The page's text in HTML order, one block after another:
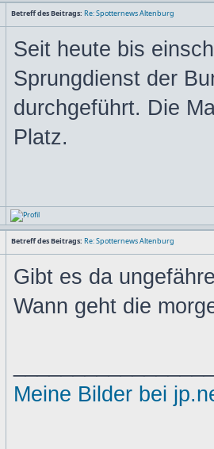
Betreff des Beitrags: Re: Spotternews Altenburg
Seit heute bis
Sprungdienst der
durchgeführt. Die
Platz.
Betreff des Beitrags: Re: Spotternews Altenburg
Gibt es da
Wann geht die
Meine Bilder bei